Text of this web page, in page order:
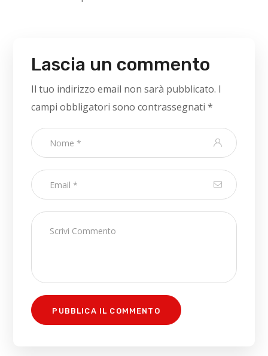
Lascia un commento
Il tuo indirizzo email non sarà pubblicato. I
campi obbligatori sono contrassegnati*